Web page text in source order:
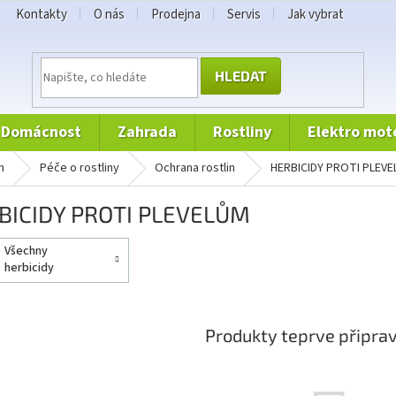
Kontakty O nás Prodejna Servis Jak vybrat
HLEDAT
domácnost zahrada rostliny elektro
péče o rostliny ochrana rostlin HERBICIDY PROTI
PROTI PLEVELŮM
všechny
herbicidy
Produkty teprve